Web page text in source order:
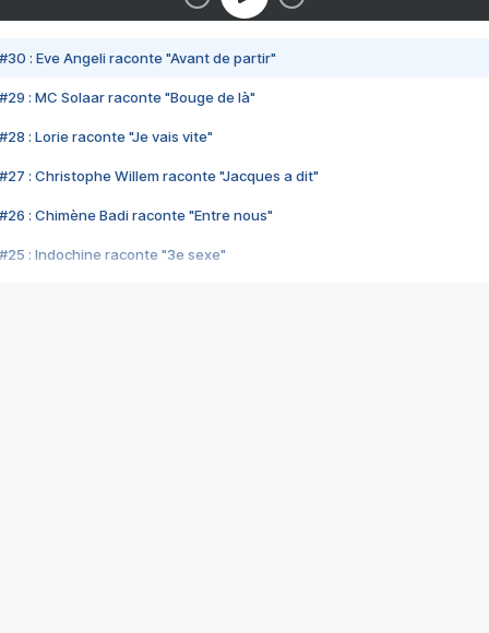
#30 : Eve Angeli raconte "Avant de partir"
#29 : MC Solaar raconte "Bouge de là"
#28 : Lorie raconte "Je vais vite"
#27 : Christophe Willem raconte "Jacques a dit"
#26 : Chimène Badi raconte "Entre nous"
#25 : Indochine raconte "3e sexe"